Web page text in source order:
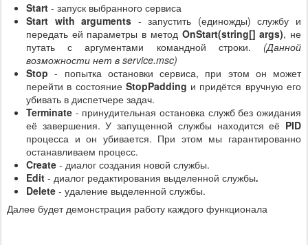
Start - запуск выбранного сервиса
Start with arguments - запустить (единожды) службу и
передать ей параметры в метод OnStart(string[] args), не
путать с аргументами командной строки. (Данной
возможности нет в service.msc)
Stop- попытка остановки сервиса, при этом он может
перейти в состояние StopPadding и придётся вручную его
убивать в диспетчере задач.
Terminate - принудительная остановка служб без ожидания
её завершения. У запущенной службы находится её PID
процесса и он убивается. При этом мы гарантированно
останавливаем процесс.
Create - диалог создания новой службы.
Edit - диалог редактирования выделенной службы.
Delete - удаление выделенной службы.
Далее будет демонстрация работу каждого функционала